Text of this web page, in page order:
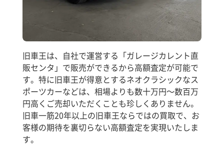
旧車王は、自社で運営する「ガレージカレント直
販センタ」で販売ができるから高額査定が可能で
す。特に旧車王が得意とするネオクラシックなス
ポーツカーなどは、相場よりも数十万円～数百万
円高くご売却いただくことも珍しくありません。
旧車一筋20年以上の旧車王ならではの買取で、お
客様の期待を裏切らない高額査定を実現いたしま
す。